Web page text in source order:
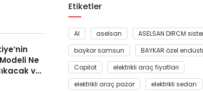
Ne
ve
Etiketler
AI aselsan ASELSAN DIRCM
baykar samsun
BAYKAR özel
Copilot
elektrikli araç fiyatları
elektrikli araç pazar
elektrikli sedan